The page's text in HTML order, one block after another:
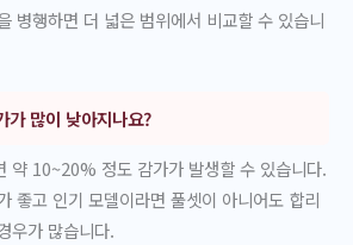
병행하면 더 넓은 범위에서 비교할 수 있습니
가 많이 낮아지나요?
약 10~20% 정도 감가가 발생할 수 있습니다.
좋고 인기 모델이라면 풀셋이 아니어도 합리
우가 많습니다.